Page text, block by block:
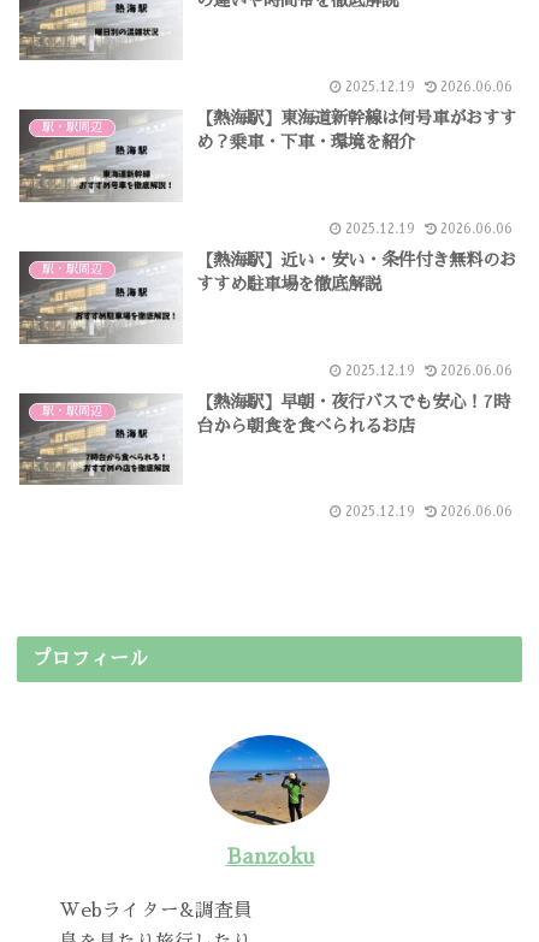
2025.12.19 2026.06.06
駅・駅周辺
【熱海駅】東海道新幹線は何号車がおすす
め？乗車・下車・環境を紹介
2025.12.19 2026.06.06
駅・駅周辺
【熱海駅】近い・安い・条件付き無料のお
すすめ駐車場を徹底解説
2025.12.19 2026.06.06
駅・駅周辺
【熱海駅】早朝・夜行バスでも安心！7時
台から朝食を食べられるお店
2025.12.19 2026.06.06
プロフィール
Banzoku
Webライター&調査員